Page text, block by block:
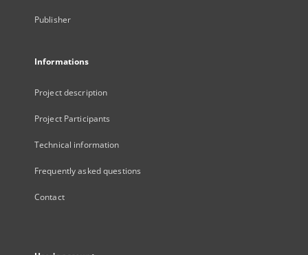
Publisher
Informations
Project description
Project Participants
Technical information
Frequently asked questions
Contact